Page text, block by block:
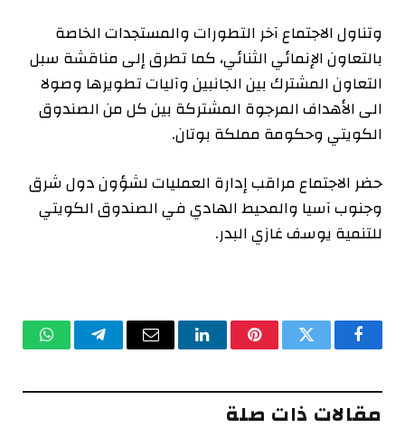
وتناول الاجتماع آخر التطورات والمستجدات الخاصة
بالتعاون الإنمائي الثنائي، كما تطرق إلى مناقشة سبل
التعاون المشترك بين الجانبين وآليات تطويرها وصولا
الى الأهداف المرجوة المشتركة بين كل من الصندوق
الكويتي وحكومة مملكة بوتان.
حضر الاجتماع مراقب إدارة العمليات لشؤون دول شرق
وجنوب آسيا والمحيط الهادي في الصندوق الكويتي
للتنمية يوسف غازي البدر.
فيسبوكتويتر بينتيريستلينكدإنالبريد تيلقرام
مقالات ذات صلة